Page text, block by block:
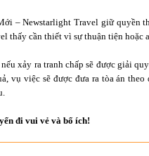
– Newstarlight Travel giữ quyền
thấy cần thiết vì sự thuận tiện hoặc
xảy ra tranh chấp sẽ được giải
vụ việc sẽ được đưa ra tòa án
đi vui vẻ và bổ ích!